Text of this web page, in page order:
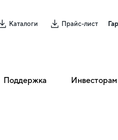
Каталоги Прайс-лист
Поддержка Инвесторам